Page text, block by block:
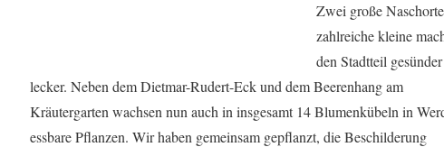
Zwei große
zahlreiche kleine
den Stadtteil
lecker. Neben dem Dietmar-Rudert-Eck und dem Beerenhang am
Kräutergarten wachsen nun auch in insgesamt 14 Blumenkübeln in
essbare Pflanzen. Wir haben gemeinsam gepflanzt, die Beschilderung